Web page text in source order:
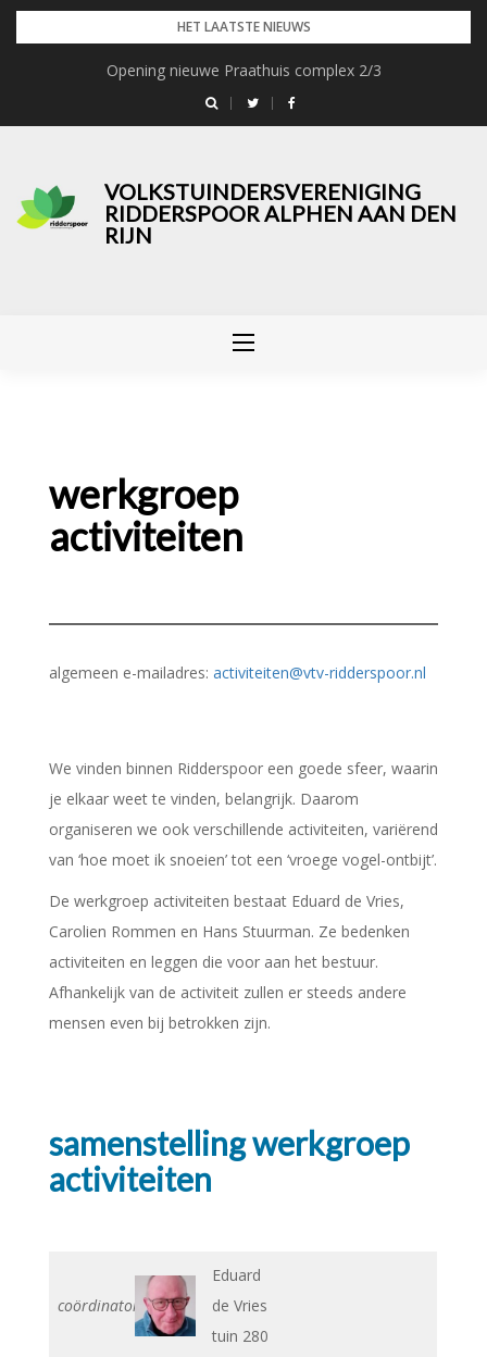
Skip
HET LAATSTE NIEUWS
Opening nieuwe Praathuis complex 2/3
Voorjaarsmarkt 9 mei 2026
VOLKSTUINDERSVERENIGING
RIDDERSPOOR ALPHEN AAN DEN
RIJN
werkgroep
activiteiten
algemeen e-mailadres: activiteiten@vtv-ridderspoor.nl
We vinden binnen Ridderspoor een goede sfeer, waarin
je elkaar weet te vinden, belangrijk. Daarom
organiseren we ook verschillende activiteiten, variërend
van ‘hoe moet ik snoeien’ tot een ‘vroege vogel-ontbijt’.
De werkgroep activiteiten bestaat Eduard de Vries,
Carolien Rommen en Hans Stuurman. Ze bedenken
activiteiten en leggen die voor aan het bestuur.
Afhankelijk van de activiteit zullen er steeds andere
mensen even bij betrokken zijn.
samenstelling werkgroep
activiteiten
coördinator
Eduard
de Vries
tuin 280